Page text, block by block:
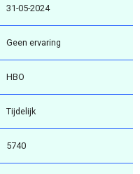
31-05-2024
Geen ervaring
HBO
Tijdelijk
5740